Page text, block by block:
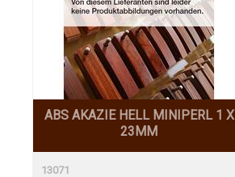
ABS AKAZIE HELL MINIPERL 1 X
23MM
13071